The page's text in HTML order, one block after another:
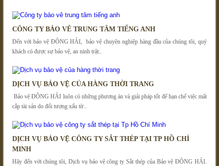
CÔNG TY BẢO VÊ TRUNG TÂM TIẾNG ANH
Đến với bảo vệ ĐÔNG HẢI, bảo vệ chuyên nghiệp hàng đầu của chúng tôi, quý
khách có được sự bảo vệ, an ninh trật..
DỊCH VỤ BẢO VỆ CỦA HÀNG THỜI TRANG
Bảo vệ ĐÔNG HẢI luôn có những phương án và giải pháp tốt để hạn chế việc mất
cắp tài sản do đối tượng xấu từ..
DỊCH VỤ BẢO VỆ CÔNG TY SẮT THÉP TẠI TP HỒ CHÍ
MINH
Hãy đến với chúng tôi, Dịch vụ bảo vệ công ty Sắt thép của Bảo vệ ĐÔNG HẢI.